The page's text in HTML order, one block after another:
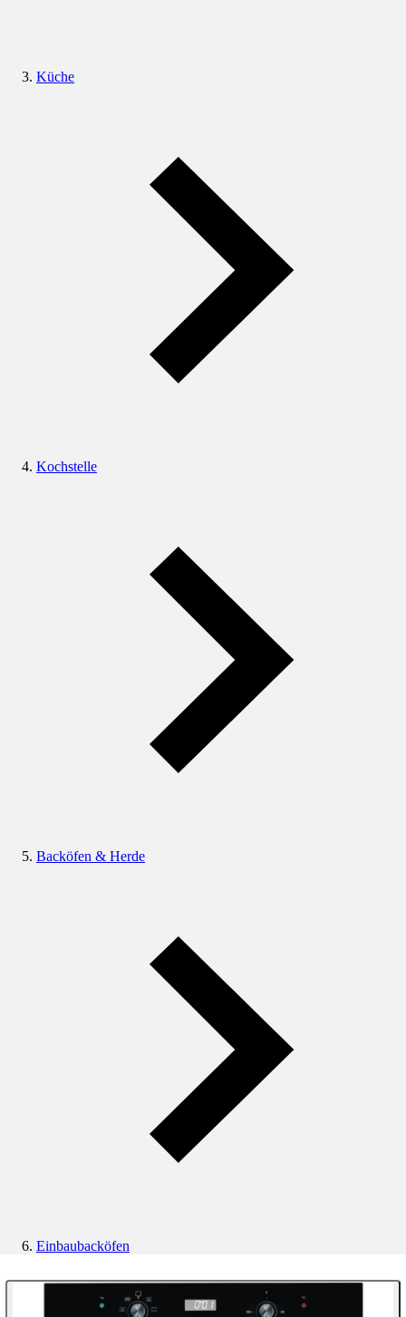
Küche
Kochstelle
Backöfen & Herde
Einbaubacköfen